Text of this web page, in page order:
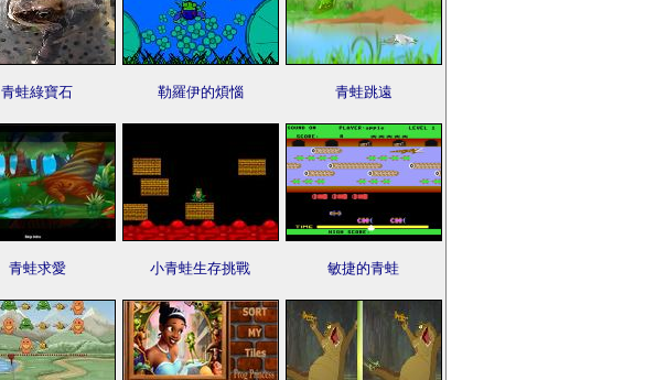
青蛙綠寶石 勒羅伊的煩惱 青蛙跳遠
青蛙求愛 小青蛙生存挑戰 敏捷的青蛙